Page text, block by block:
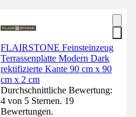
FLAIRSTONE Feinsteinzeug
Terrassenplatte Modern Dark
rektifizierte Kante 90 cm x 90
cm x 2 cm
Durchschnittliche Bewertung:
4 von 5 Sternen. 19
Bewertungen.